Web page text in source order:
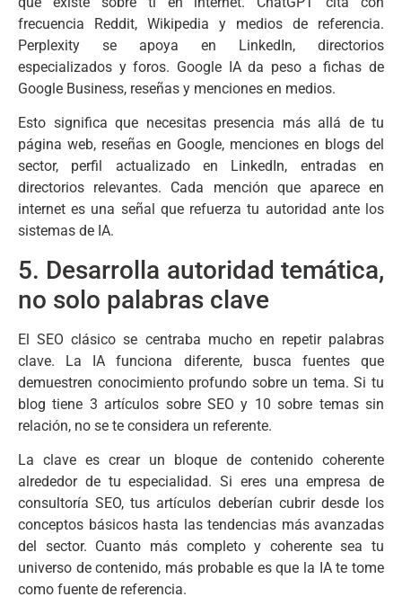
frecuencia Reddit, Wikipedia y medios de referencia.
Perplexity se apoya en LinkedIn, directorios
especializados y foros. Google IA da peso a fichas de
Google Business, reseñas y menciones en medios.
Esto significa que necesitas presencia más allá de tu
página web, reseñas en Google, menciones en blogs del
sector, perfil actualizado en LinkedIn, entradas en
directorios relevantes. Cada mención que aparece en
internet es una señal que refuerza tu autoridad ante los
sistemas de IA.
5. Desarrolla autoridad temática,
no solo palabras clave
El SEO clásico se centraba mucho en repetir palabras
clave. La IA funciona diferente, busca fuentes que
demuestren conocimiento profundo sobre un tema. Si tu
blog tiene 3 artículos sobre SEO y 10 sobre temas sin
relación, no se te considera un referente.
La clave es crear un bloque de contenido coherente
alrededor de tu especialidad. Si eres una empresa de
consultoría SEO, tus artículos deberían cubrir desde los
conceptos básicos hasta las tendencias más avanzadas
del sector. Cuanto más completo y coherente sea tu
universo de contenido, más probable es que la IA te tome
como fuente de referencia.